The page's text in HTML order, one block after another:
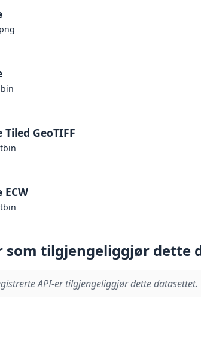
png
bin
Tiled GeoTIFF
bin
ECW
bin
som tilgjengeliggjør dette
API-er tilgjengeliggjør dette datasettet.